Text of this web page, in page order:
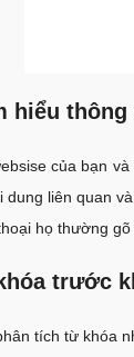
hiểu
của bạn
dung liên quan
họ thường
trước
tích từ khóa